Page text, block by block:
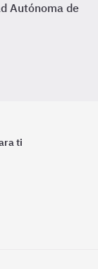
Autónoma de
ti